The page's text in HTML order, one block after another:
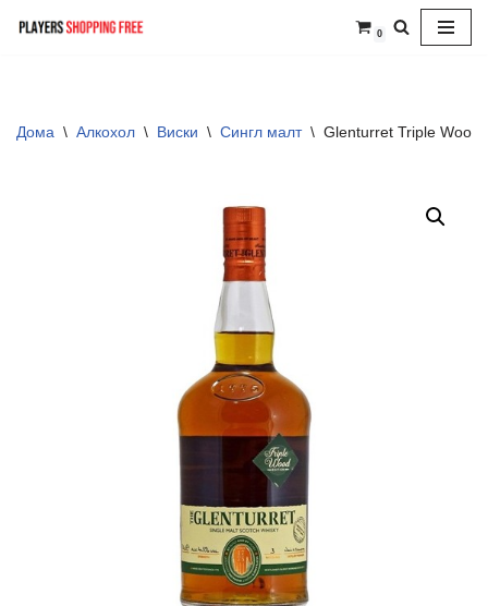
0
Дома \ Алкохол \ Виски \ Сингл малт \ Glenturret Triple Wood